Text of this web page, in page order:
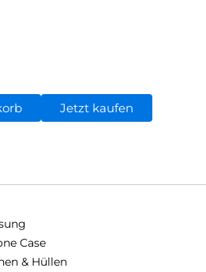
Jetzt kaufen
Case
& Hüllen